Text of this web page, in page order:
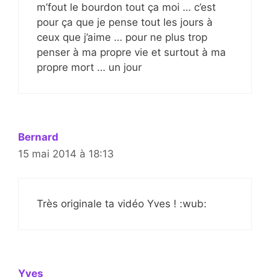
m’fout le bourdon tout ça moi … c’est
pour ça que je pense tout les jours à
ceux que j’aime … pour ne plus trop
penser à ma propre vie et surtout à ma
propre mort … un jour
Bernard
15 mai 2014 à 18:13
Très originale ta vidéo Yves ! :wub:
Yves